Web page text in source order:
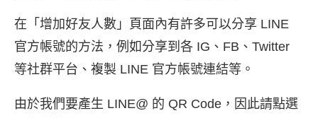
在「增加好友人數」頁面內有許多可以分享 LINE
官方帳號的方法，例如分享到各 IG、FB、Twitter
等社群平台、複製 LINE 官方帳號連結等。
由於我們要產生 LINE@ 的 QR Code，因此請點選